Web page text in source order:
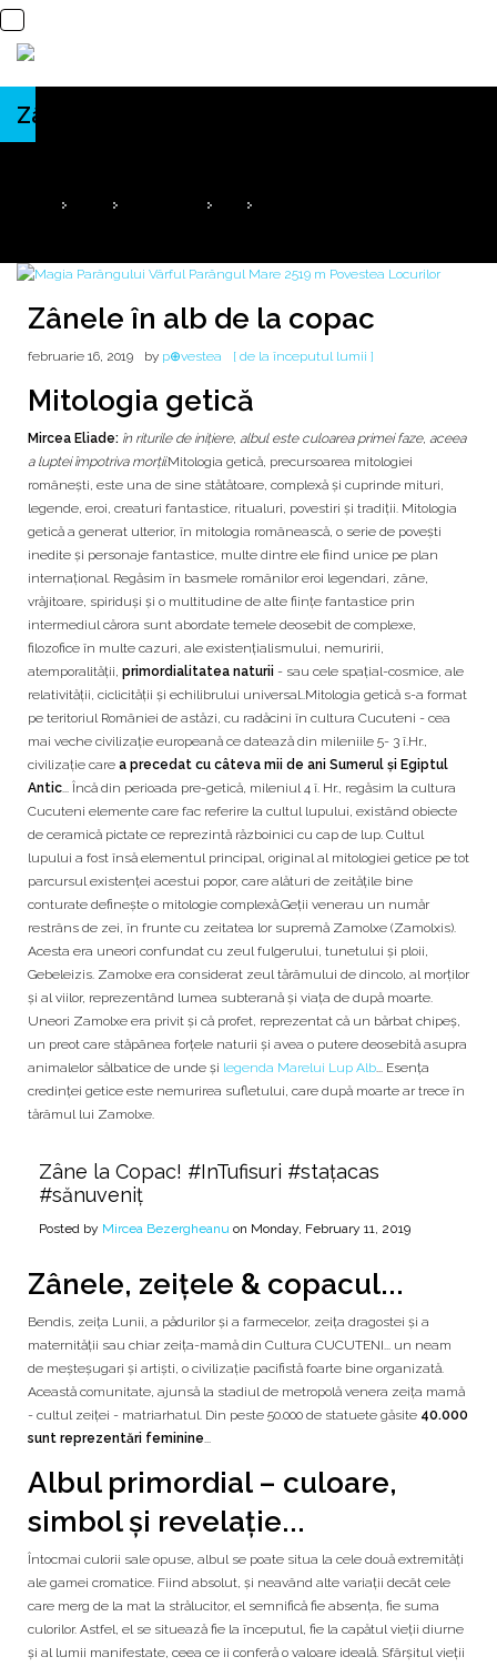
Zânele în alb de la copac
Zânele în alb de la copac
februarie 16, 2019 by p⊕vestea [ de la începutul lumii ]
Mitologia getică
Mircea Eliade: în riturile de inițiere, albul este culoarea primei faze, aceea
a luptei împotriva morții.Mitologia getică, precursoarea mitologiei
româneşti, este una de sine stătătoare, complexă și cuprinde mituri,
legende, eroi, creaturi fantastice, ritualuri, povestiri şi tradiţii. Mitologia
getică a generat ulterior, în mitologia românească, o serie de povești
inedite şi personaje fantastice, multe dintre ele fiind unice pe plan
internațional. Regăsim în basmele românilor eroi legendari, zâne,
vrăjitoare, spiriduşi şi o multitudine de alte fiinţe fantastice prin
intermediul cărora sunt abordate temele deosebit de complexe,
filozofice în multe cazuri, ale existenţialismului, nemuririi,
atemporalităţii, primordialitatea naturii - sau cele spaţial-cosmice, ale
relativităţii, ciclicităţii şi echilibrului universal..Mitologia getică s-a format
pe teritoriul României de astăzi, cu radăcini în cultura Cucuteni - cea
mai veche civilizație europeană ce datează din mileniile 5- 3 î.Hr.,
civilizație care a precedat cu câteva mii de ani Sumerul și Egiptul
Antic... Încă din perioada pre-getică, mileniul 4 î. Hr., regăsim la cultura
Cucuteni elemente care fac referire la cultul lupului, existând obiecte
de ceramică pictate ce reprezintă războinici cu cap de lup. Cultul
lupului a fost însă elementul principal, original al mitologiei getice pe tot
parcursul existenței acestui popor, care alături de zeitățile bine
conturate defineşte o mitologie complexă.Geții venerau un număr
restrâns de zei, în frunte cu zeitatea lor supremă Zamolxe (Zamolxis).
Acesta era uneori confundat cu zeul fulgerului, tunetului şi ploii,
Gebeleizis. Zamolxe era considerat zeul tărâmului de dincolo, al morților
și al viilor, reprezentând lumea subterană și viața de după moarte.
Uneori Zamolxe era privit şi că profet, reprezentat că un bărbat chipeş,
un preot care stăpânea forţele naturii şi avea o putere deosebită asupra
animalelor sălbatice de unde şi legenda Marelui Lup Alb... Esenţa
credinţei getice este nemurirea sufletului, care după moarte ar trece în
tărâmul lui Zamolxe.
Zâne la Copac! #InTufisuri #stațacas
#sănuveniț
Posted by Mircea Bezergheanu on Monday, February 11, 2019
Zânele, zeițele & copacul...
Bendis, zeița Lunii, a pădurilor și a farmecelor, zeița dragostei și a
maternității sau chiar zeița-mamă din Cultura CUCUTENI... un neam
de meșteșugari și artiști, o civilizație pacifistă foarte bine organizată.
Această comunitate, ajunsă la stadiul de metropolă venera zeița mamă
- cultul zeiței - matriarhatul. Din peste 50.000 de statuete găsite 40.000
sunt reprezentări feminine...
Albul primordial – culoare,
simbol și revelație...
Întocmai culorii sale opuse, albul se poate situa la cele două extremități
ale gamei cromatice. Fiind absolut, și neavând alte variații decât cele
care merg de la mat la strălucitor, el semnifică fie absența, fie suma
culorilor. Astfel, el se situează fie la începutul, fie la capătul vieții diurne
și al lumii manifestate, ceea ce ii conferă o valoare ideală. Sfârșitul vieții